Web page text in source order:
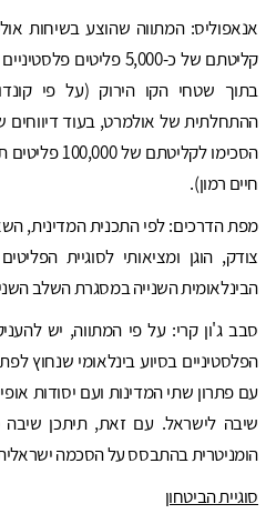
אנאפוליס: המתווה שהוצע בשיחות
קליטתם של כ-5,000
בתוך שטחי הקו הירוק (על פי
ההתחלתית של אולמרט, בעוד דיווחים
חיים רמון).
מפת הדרכים: לפי התכנית המדינית,
צודק, הוגן ומציאותי לסוגיית
הבינלאומית השנייה במסגרת השלב
סבב ג'ון קרי: על פי המתווה, יש
הפלסטיניים בסיוע בינלאומי שנחוץ
עם פתרון שתי המדינות ועם יסודות
שיבה לישראל. עם זאת, תיתכן
הומניטרית בהתבסס על הסכמה
סוגיית הביטחון